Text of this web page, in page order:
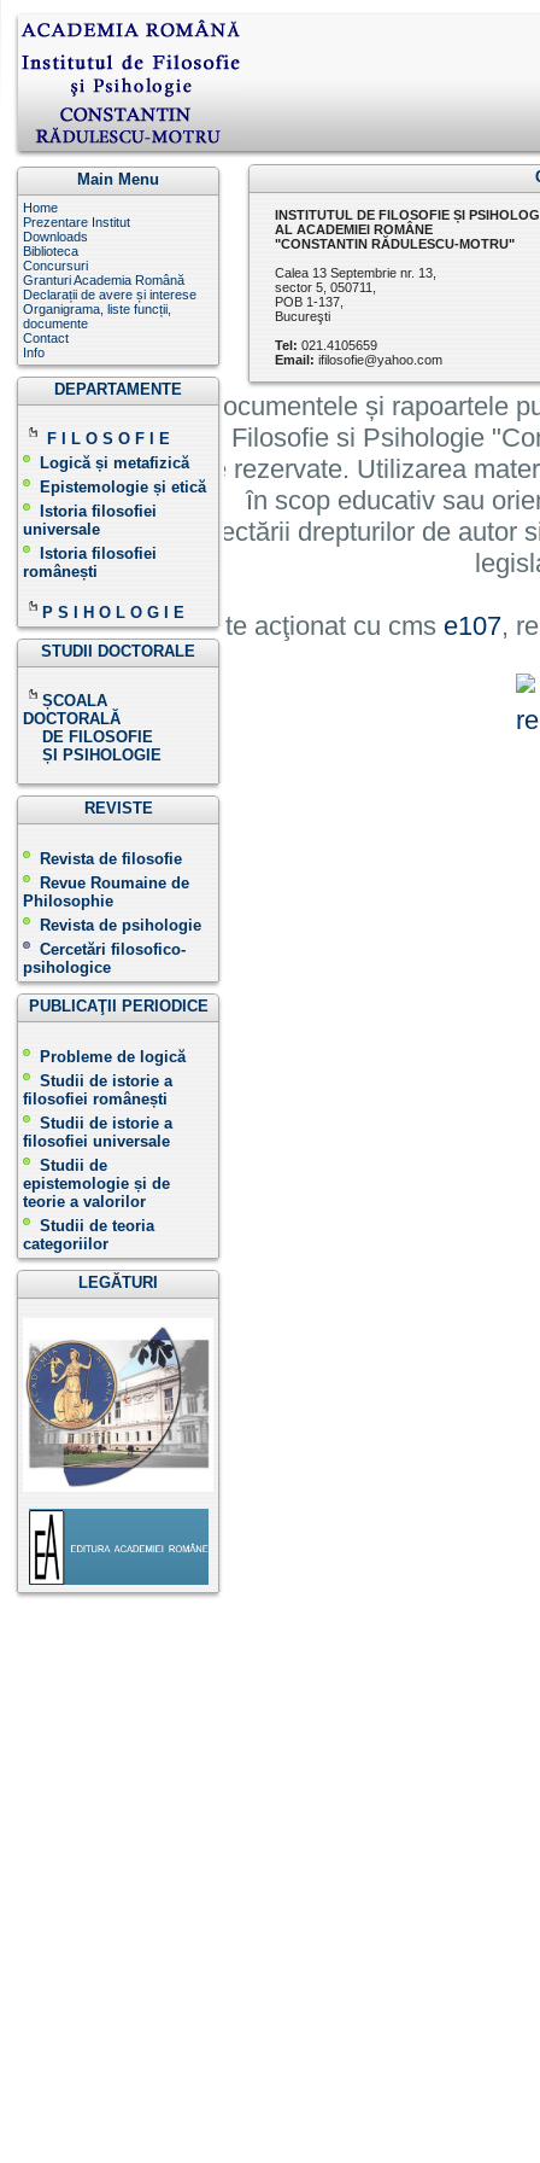
Main Menu
Home
Prezentare Institut
Downloads
Biblioteca
Concursuri
Granturi Academia Română
Declarații de avere și interese
Organigrama, liste funcții,
documente
Contact
Info
DEPARTAMENTE
F I L O S O F I E
Logică și metafizică
Epistemologie și etică
Istoria filosofiei
universale
Istoria filosofiei
românești
P S I H O L O G I E
STUDII DOCTORALE
ȘCOALA
DOCTORALĂ
DE FILOSOFIE
ȘI PSIHOLOGIE
REVISTE
Revista de filosofie
Revue Roumaine de
Philosophie
Revista de psihologie
Cercetări filosofico-
psihologice
PUBLICAŢII PERIODICE
Probleme de logică
Studii de istorie a
filosofiei românești
Studii de istorie a
filosofiei universale
Studii de
epistemologie și de
teorie a valorilor
Studii de teoria
categoriilor
LEGĂTURI
INSTITUTUL DE FILOSOFIE ȘI
AL ACADEMIEI ROMÂNE
"CONSTANTIN RĂDULESCU-MOTRU"
Calea 13 Septembrie nr. 13,
sector 5, 050711,
POB 1-137,
Bucureşti
Tel: 021.4105659
Email: ifilosofie@yahoo.com
Informatiile, documentele și rapoartele
Institutului de Filosofie si Psihologie
cu toate drepturile rezervate. Utilizarea
în scop educativ sau
cu condiția respectării drepturilor de autor
Site acţionat cu cms e107,